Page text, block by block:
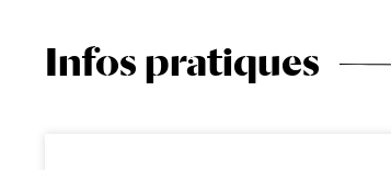
Infos pratiques